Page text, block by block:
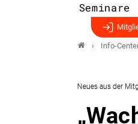
Seminare
Info-
Neues aus der